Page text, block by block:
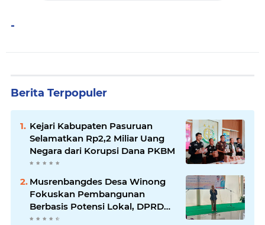
-
Berita Terpopuler
Kejari Kabupaten Pasuruan
Selamatkan Rp2,2 Miliar Uang
Negara dari Korupsi Dana PKBM
Musrenbangdes Desa Winong
Fokuskan Pembangunan
Berbasis Potensi Lokal, DPRD
Optimistis Meski Dihantam